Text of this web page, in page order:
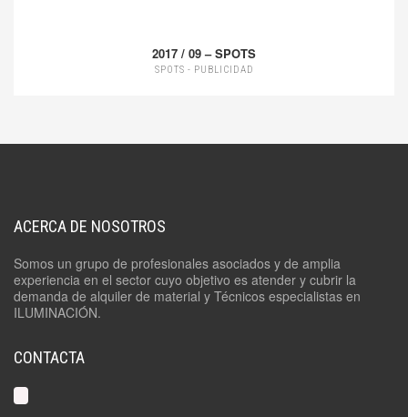
2017 / 09 – SPOTS
SPOTS - PUBLICIDAD
ACERCA DE NOSOTROS
Somos un grupo de profesionales asociados y de amplia
experiencia en el sector cuyo objetivo es atender y cubrir la
demanda de alquiler de material y Técnicos especialistas en
ILUMINACIÓN.
CONTACTA